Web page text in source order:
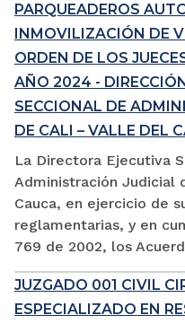
PARQUEADEROS
INMOVILIZACIÓN DE
ORDEN DE LOS
AÑO 2024 -
SECCIONAL DE
DE CALI – VALLE DEL
La Directora Ejecutiva
Administración Judicial
Cauca, en ejercicio de
reglamentarias, y en
769 de 2002, los
JUZGADO 001 CIVIL
ESPECIALIZADO EN